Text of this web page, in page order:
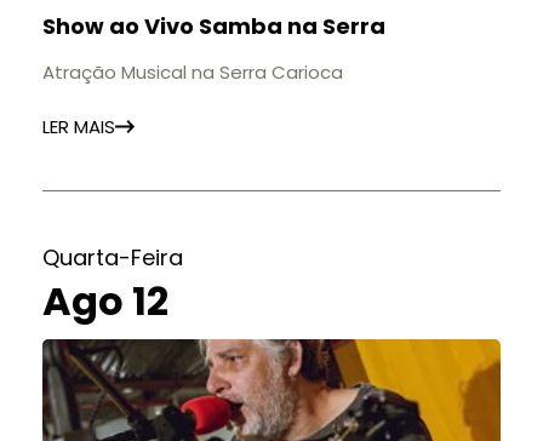
Show ao Vivo Samba na Serra
Atração Musical na Serra Carioca
LER MAIS
Quarta-Feira
Ago 12